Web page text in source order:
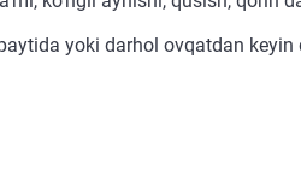
yoki darhol ovqatdan keyin